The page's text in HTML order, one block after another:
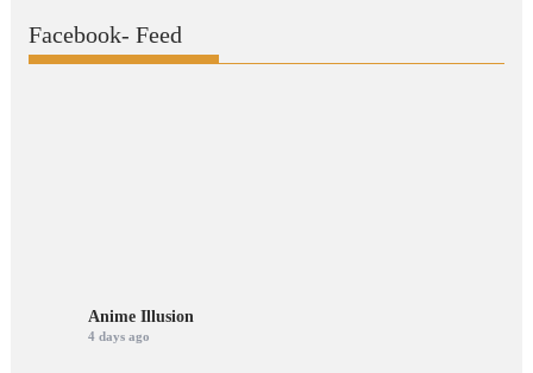
Facebook- Feed
Anime Illusion
4 days ago